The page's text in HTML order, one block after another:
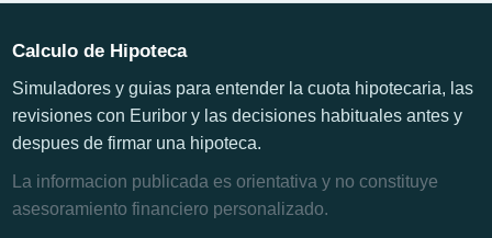
Calculo de Hipoteca
Simuladores y guias para entender la cuota hipotecaria, las
revisiones con Euribor y las decisiones habituales antes y
despues de firmar una hipoteca.
La informacion publicada es orientativa y no constituye
asesoramiento financiero personalizado.